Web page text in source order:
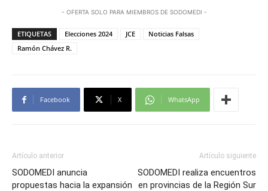
- OFERTA SOLO PARA MIEMBROS DE SODOMEDI -
ETIQUETAS Elecciones 2024 JCE
Noticias Falsas
Ramón Chávez R.
Facebook X WhatsApp
Artículo anterior
SODOMEDI anuncia
propuestas hacia la expansión
Artículo siguiente
SODOMEDI realiza encuentros
en provincias de la Región Sur